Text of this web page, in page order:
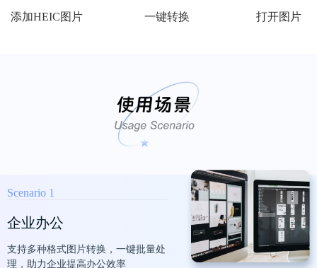
添加HEIC图片 一键转换 打开图片
Scenario 1
企业办公
支持多种格式图片转换，一键批量处
理，助力企业提高办公效率
软件实用，数据很完整
坚持，让软件功能变得更强大~
云禾禾闪亮亮彭勤
好用的，推荐下载